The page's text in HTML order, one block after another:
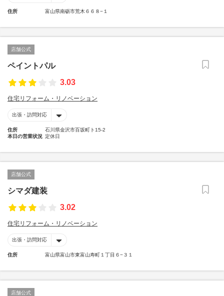
住所 富山県南砺市荒木６６８−１
店舗公式
ペイントパル
3.03
住宅リフォーム・リノベーション
出張・訪問対応
住所
石川県金沢市百坂町ト15-2
本日の営業状況 定休日
店舗公式
シマダ建装
3.02
住宅リフォーム・リノベーション
出張・訪問対応
住所 富山県富山市東富山寿町１丁目６−３１
店舗公式